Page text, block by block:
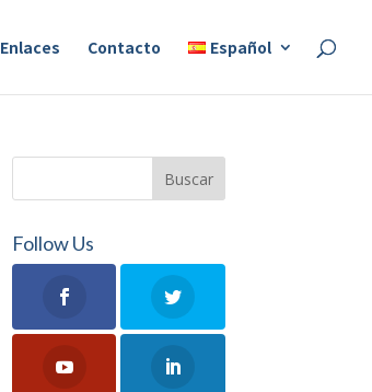
Enlaces Contacto Español
Follow Us